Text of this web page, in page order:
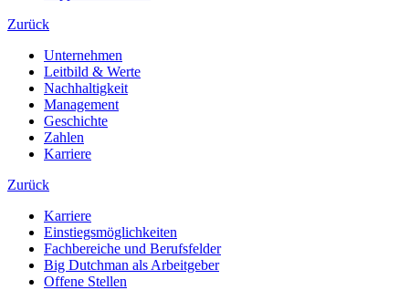
Zurück
Unternehmen
Leitbild & Werte
Nachhaltigkeit
Management
Geschichte
Zahlen
Karriere
Zurück
Karriere
Einstiegsmöglichkeiten
Fachbereiche und Berufsfelder
Big Dutchman als Arbeitgeber
Offene Stellen